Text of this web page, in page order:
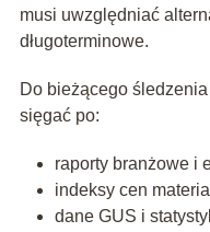
musi uwzględniać
długoterminowe.
Do bieżącego
sięgać po:
raporty branżowe i
indeksy cen
dane GUS i